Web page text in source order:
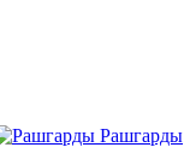
Рашгарды